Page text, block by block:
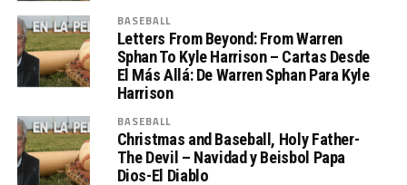
BASEBALL
Letters From Beyond: From Warren
Sphan To Kyle Harrison – Cartas Desde
El Más Allá: De Warren Sphan Para Kyle
Harrison
BASEBALL
Christmas and Baseball, Holy Father-
The Devil – Navidad y Beisbol Papa
Dios-El Diablo